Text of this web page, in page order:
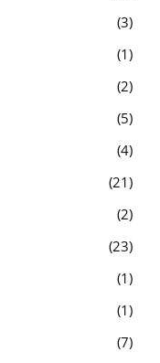
3
1
2
5
4
21
2
23
1
1
7